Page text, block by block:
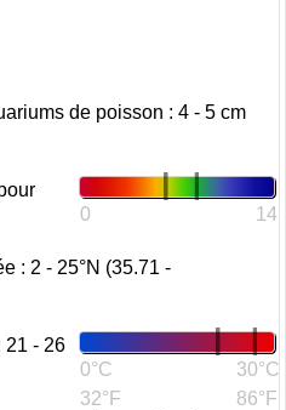
de poisson : 4 - 5 cm
0 14
: 2 - 25°N (35.71 -
0°C
32°F
30°C
86°F
21 - 26